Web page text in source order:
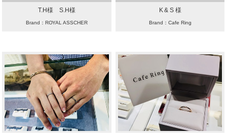
T.H様 S.H様
Brand：ROYAL ASSCHER
K & S 様
Brand：Cafe Ring